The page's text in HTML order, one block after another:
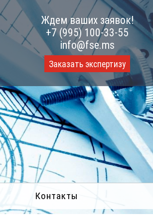
Ждем ваших заявок!
+7 (995) 100-33-55
info@fse.ms
Заказать экспертизу
Контакты